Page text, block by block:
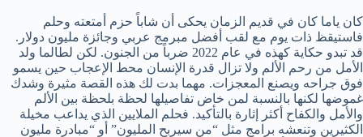
كان ياما كان في قديم الزمان يحكى أن شاباً حزم أمتعته وحلم
فاستيقظ ذات يوم مع لقب أفضل مبرمج عربي وجائزة مليون دولار.
قد تبدو حكاية كهذه في عام 2022 ضرباً من الجنون. لكن لطالما ولد
الأمل من رحم الألم ولا تزال قدرة الإنسان محط الإعجاب حين يسمو
فوق جراحه ويصنع المعجزات. مهما بدت لك هذه القصة مثيرة وشدك
غموضها لكنها بالنسبة لمن خاض تفاصيلها لحظة بلحظة بين الألم
والأمل والكفاح أكثر إثارة بالتأكيد. فحلم الملايين الذي يداعب مخيلة
الكثيرين وتنعشه برامج مثل “من سيربح المليون” أو “مبادرة مليون